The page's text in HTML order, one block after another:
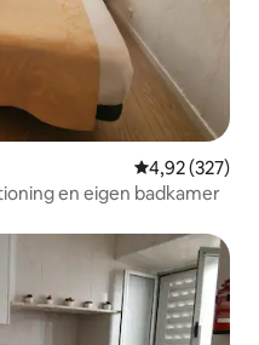
Gemiddelde
4,92 (327)
en eigen badkamer